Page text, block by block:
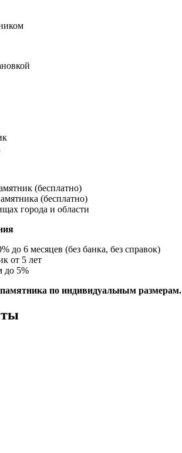
(бесплатно)
(бесплатно)
города и области
до 6 месяцев (без банка, без справок)
от 5 лет
до 5%
по индивидуальным размерам.